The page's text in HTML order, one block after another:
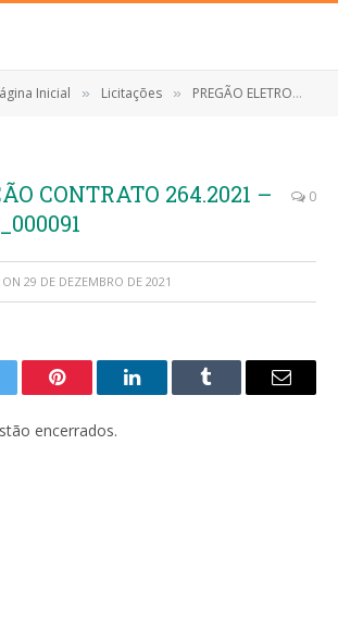
Inicial » Licitações » PREGÃO ELETRONICO Nº 008/2021 (EVENTUAL CONTRATAÇÃO DE PESSOA (S) JURÍDICA (S) PARA FORNECIMENTO DE COMBUSTÍVEIS AUTOMOTIVOS DERIVADOS DE PETRÓLEO (GASOLINA COMUM, ÓLEO DIESEL COMUM E ÓLEO DIESEL S10) E ÓLEOS LUBRIFICANTES)
CONTRATO 264.2021 –
0
ON 29 DE DEZEMBRO DE 2021
Pinterest LinkedInTumblr
E-
encerrados.